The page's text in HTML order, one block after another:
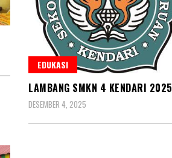
EDUKASI
LAMBANG SMKN 4 KENDARI 2025
DESEMBER 4, 2025